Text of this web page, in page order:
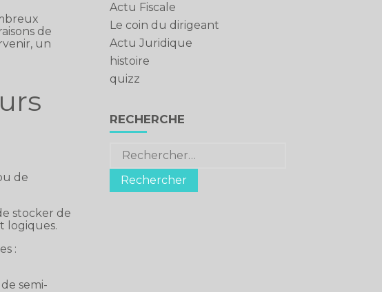
de
un
de
stocker de
logiques.
:
semi-
Actu Fiscale
Le coin du dirigeant
Actu Juridique
histoire
quizz
RECHERCHE
Rechercher :